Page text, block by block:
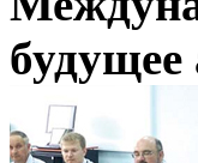
будущее